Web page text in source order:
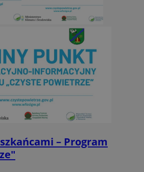
– Program